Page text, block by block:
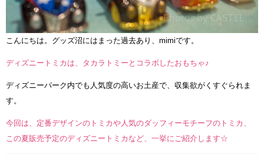
こんにちは。グッズ沼にはまった過去あり、mimiです。
ディズニートミカは、タカラトミーとコラボしたおもちゃ♪
ディズニーパーク内でも人気度の高いお土産で、収集欲がくすぐられま
す。
今回は、定番デザインのトミカや人気のダッフィーモチーフのトミカ、
この夏販売予定のディズニートミカなど、一挙にご紹介します☆